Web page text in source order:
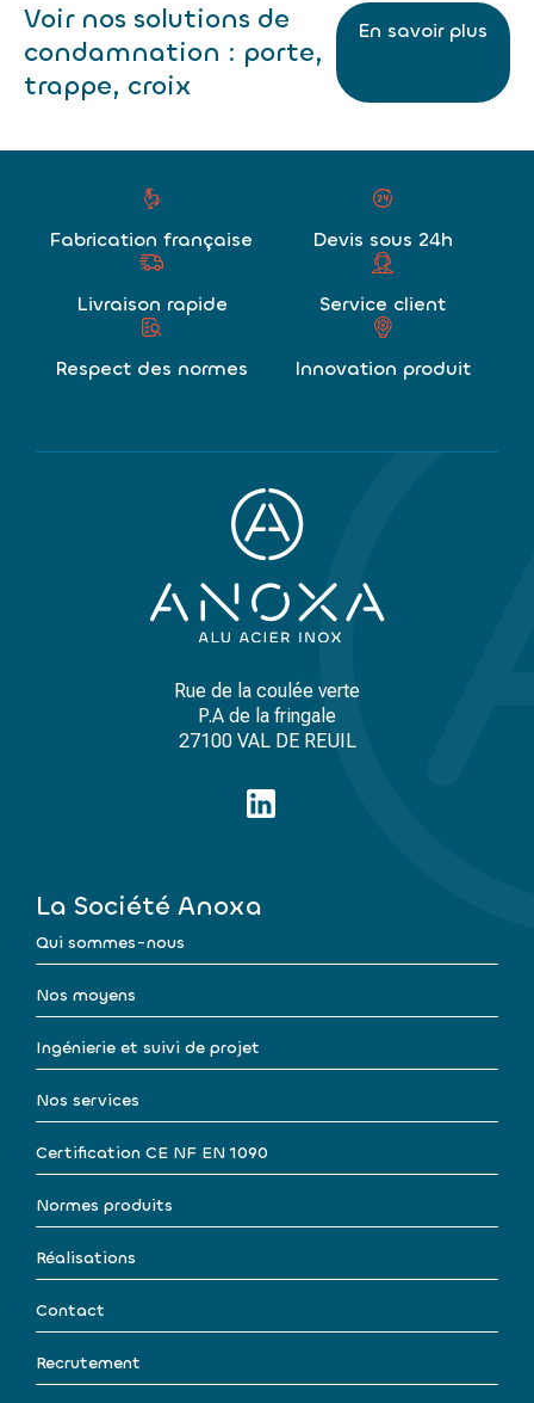
Voir nos solutions de
condamnation : porte,
trappe, croix
En savoir plus
Fabrication française Devis sous 24h
Livraison rapide Service client
Respect des normes Innovation produit
Rue de la coulée verte
P.A de la fringale
27100 VAL DE REUIL
La Société Anoxa
Qui sommes-nous
Nos moyens
Ingénierie et suivi de projet
Nos services
Certification CE NF EN 1090
Normes produits
Réalisations
Contact
Recrutement